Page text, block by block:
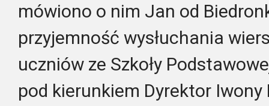
mówiono o nim Jan od
przyjemność wysłuchania
uczniów ze Szkoły
pod kierunkiem Dyrektor Iwony